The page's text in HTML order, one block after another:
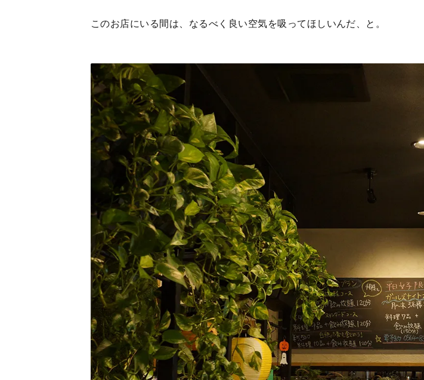
このお店にいる間は、なるべく良い空気を吸ってほしいんだ、と。